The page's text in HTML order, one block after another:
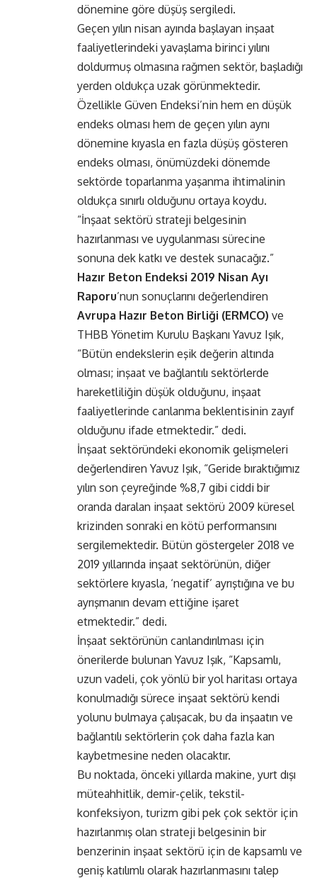
dönemine göre düşüş sergiledi.
Geçen yılın nisan ayında başlayan inşaat
faaliyetlerindeki yavaşlama birinci yılını
doldurmuş olmasına rağmen sektör, başladığı
yerden oldukça uzak görünmektedir.
Özellikle Güven Endeksi’nin hem en düşük
endeks olması hem de geçen yılın aynı
dönemine kıyasla en fazla düşüş gösteren
endeks olması, önümüzdeki dönemde
sektörde toparlanma yaşanma ihtimalinin
oldukça sınırlı olduğunu ortaya koydu.
“İnşaat sektörü strateji belgesinin
hazırlanması ve uygulanması sürecine
sonuna dek katkı ve destek sunacağız.”
Hazır Beton Endeksi 2019 Nisan Ayı
Raporu’nun sonuçlarını değerlendiren
Avrupa Hazır Beton Birliği (ERMCO) ve
THBB Yönetim Kurulu Başkanı Yavuz Işık,
“Bütün endekslerin eşik değerin altında
olması; inşaat ve bağlantılı sektörlerde
hareketliliğin düşük olduğunu, inşaat
faaliyetlerinde canlanma beklentisinin zayıf
olduğunu ifade etmektedir.” dedi.
İnşaat sektöründeki ekonomik gelişmeleri
değerlendiren Yavuz Işık, “Geride bıraktığımız
yılın son çeyreğinde %8,7 gibi ciddi bir
oranda daralan inşaat sektörü 2009 küresel
krizinden sonraki en kötü performansını
sergilemektedir. Bütün göstergeler 2018 ve
2019 yıllarında inşaat sektörünün, diğer
sektörlere kıyasla, ‘negatif’ ayrıştığına ve bu
ayrışmanın devam ettiğine işaret
etmektedir.” dedi.
İnşaat sektörünün canlandırılması için
önerilerde bulunan Yavuz Işık, “Kapsamlı,
uzun vadeli, çok yönlü bir yol haritası ortaya
konulmadığı sürece inşaat sektörü kendi
yolunu bulmaya çalışacak, bu da inşaatın ve
bağlantılı sektörlerin çok daha fazla kan
kaybetmesine neden olacaktır.
Bu noktada, önceki yıllarda makine, yurt dışı
müteahhitlik, demir-çelik, tekstil-
konfeksiyon, turizm gibi pek çok sektör için
hazırlanmış olan strateji belgesinin bir
benzerinin inşaat sektörü için de kapsamlı ve
geniş katılımlı olarak hazırlanmasını talep